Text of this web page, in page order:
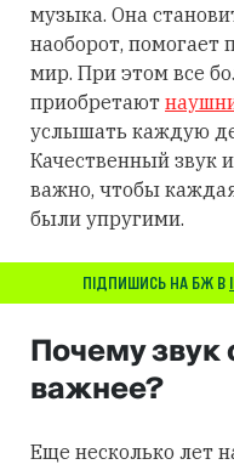
музыка. Она
наоборот, помогает
мир. При этом все
приобретают
услышать каждую
Качественный звук
важно, чтобы
были упругими.
ПІДПИШИСЬ НА БЖ В
Почему звук
важнее?
Еще несколько лет